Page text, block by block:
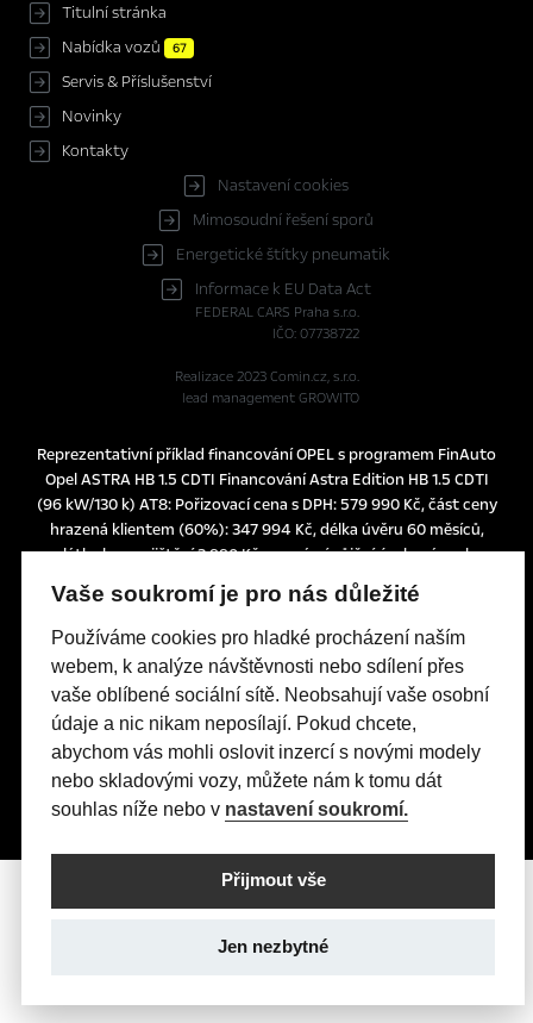
Titulní stránka
Nabídka vozů
67
Servis & Příslušenství
Novinky
Kontakty
Nastavení cookies
Mimosoudní řešení sporů
Energetické štítky pneumatik
Informace k EU Data Act
FEDERAL CARS Praha s.r.o.
IČO: 07738722
Realizace 2023 Comin.cz, s.r.o.
lead management GROWITO
Reprezentativní příklad financování OPEL s programem FinAuto
Opel ASTRA HB 1.5 CDTI Financování Astra Edition HB 1.5 CDTI
(96 kW/130 k) AT8: Pořizovací cena s DPH: 579 990 Kč, část ceny
hrazená klientem (60%): 347 994 Kč, délka úvěru 60 měsíců,
splátka bez pojištění 3.990 Kč, pevná výpůjční úroková sazba:
1,24% p.a., nabídka je určena pro fyzické osoby podnikatele a
právnické osoby a platí do 30. 6. 2026 nebo do odvolání.
Tato nabídka je pouze indikativní, není návrhem na uzavření
smlouvy a nelze z ní proto dovozovat povinnost společnosti
uskutečnit jakékoliv transakce.
Poskytovatelem financování je UniCredit Leasing CZ, a.s.,
Želetavská 1525/1, 140 10 Praha 4, IČO: 15886492
Vaše soukromí je pro nás důležité
Používáme cookies pro hladké procházení naším
webem, k analýze návštěvnosti nebo sdílení přes
vaše oblíbené sociální sítě. Neobsahují vaše osobní
údaje a nic nikam neposílají. Pokud chcete,
abychom vás mohli oslovit inzercí s novými modely
nebo skladovými vozy, můžete nám k tomu dát
souhlas níže nebo v nastavení soukromí.
Přijmout vše
Jen nezbytné